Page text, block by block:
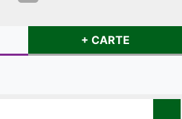
CARTE